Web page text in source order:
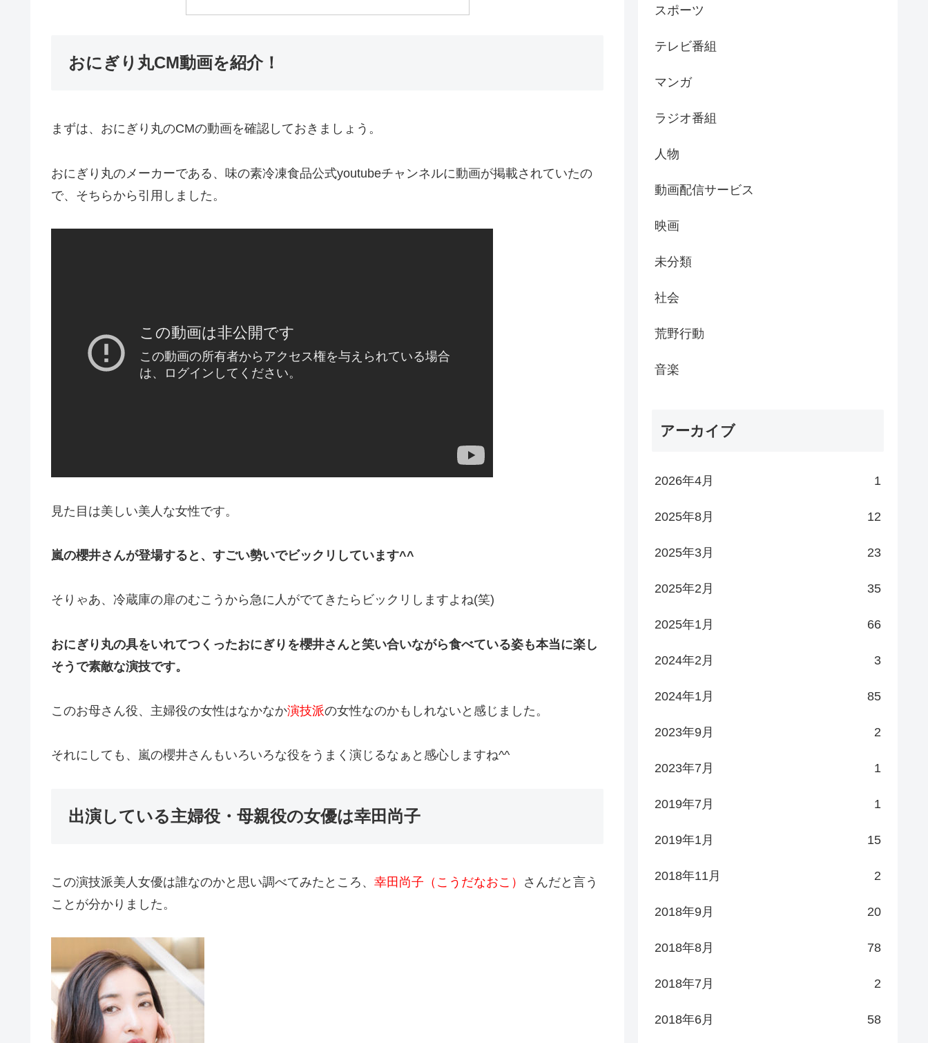
おにぎり丸CM動画を紹介！
まずは、おにぎり丸のCMの動画を確認しておきましょう。
おにぎり丸のメーカーである、味の素冷凍食品公式youtubeチャンネルに動画が掲載されていたの
で、そちらから引用しました。
見た目は美しい美人な女性です。
嵐の櫻井さんが登場すると、すごい勢いでビックリしています^^
そりゃあ、冷蔵庫の扉のむこうから急に人がでてきたらビックリしますよね(笑)
おにぎり丸の具をいれてつくったおにぎりを櫻井さんと笑い合いながら食べている姿も本当に楽し
そうで素敵な演技です。
このお母さん役、主婦役の女性はなかなか演技派の女性なのかもしれないと感じました。
それにしても、嵐の櫻井さんもいろいろな役をうまく演じるなぁと感心しますね^^
出演している主婦役・母親役の女優は幸田尚子
この演技派美人女優は誰なのかと思い調べてみたところ、 幸田尚子（こうだなおこ） さんだと言う
ことが分かりました。
スポーツ
テレビ番組
マンガ
ラジオ番組
人物
動画配信サービス
映画
未分類
社会
荒野行動
音楽
アーカイブ
2026年4月 1
2025年8月 12
2025年3月 23
2025年2月 35
2025年1月 66
2024年2月 3
2024年1月 85
2023年9月 2
2023年7月 1
2019年7月 1
2019年1月 15
2018年11月 2
2018年9月 20
2018年8月 78
2018年7月 2
2018年6月 58